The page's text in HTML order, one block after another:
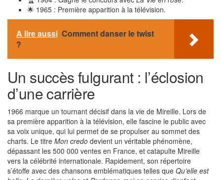
🌟 1965 : Première apparition à la télévision.
A lire aussi Comment danser le twist
?
Un succès fulgurant : l’éclosion
d’une carrière
1966 marque un tournant décisif dans la vie de Mireille. Lors de
sa première apparition à la télévision, elle fascine le public avec
sa voix unique, qui lui permet de se propulser au sommet des
charts. Le titre Mon credo devient un véritable phénomène,
dépassant les 500 000 ventes en France, et catapulte Mireille
vers la célébrité internationale. Rapidement, son répertoire
s’étoffe avec des chansons emblématiques telles que Qu’elle est